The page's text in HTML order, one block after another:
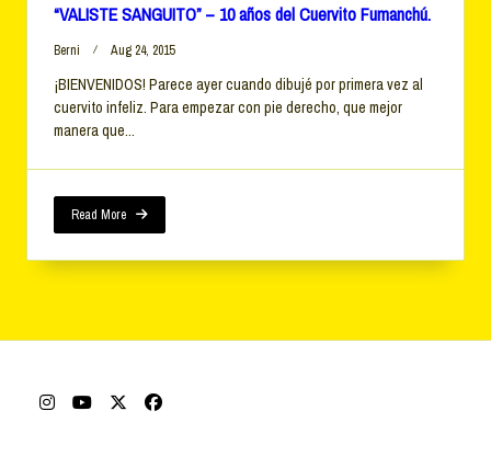
“VALISTE SANGUITO” – 10 años del Cuervito Fumanchú.
Berni Aug 24, 2015
¡BIENVENIDOS! Parece ayer cuando dibujé por primera vez al
cuervito infeliz. Para empezar con pie derecho, que mejor
manera que...
Read More